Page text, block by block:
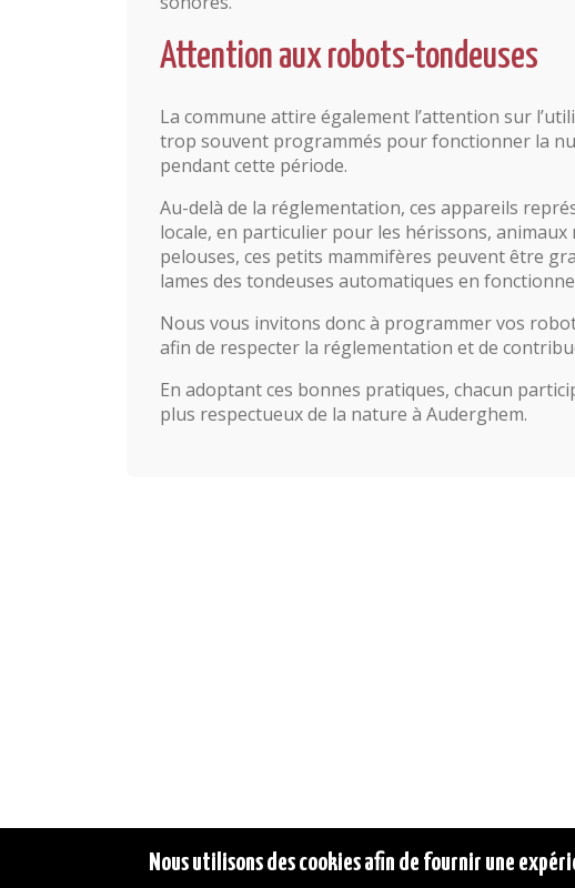
Attention aux robots-tondeuses
La commune attire également l’attention sur
trop souvent programmés pour fonctionner la
pendant cette période.
Au-delà de la réglementation, ces appareils
locale, en particulier pour les hérissons,
pelouses, ces petits mammifères peuvent être
lames des tondeuses automatiques en
Nous vous invitons donc à programmer vos
afin de respecter la réglementation et de
En adoptant ces bonnes pratiques, chacun
plus respectueux de la nature à Auderghem.
Nous utilisons des cookies afin de fournir une